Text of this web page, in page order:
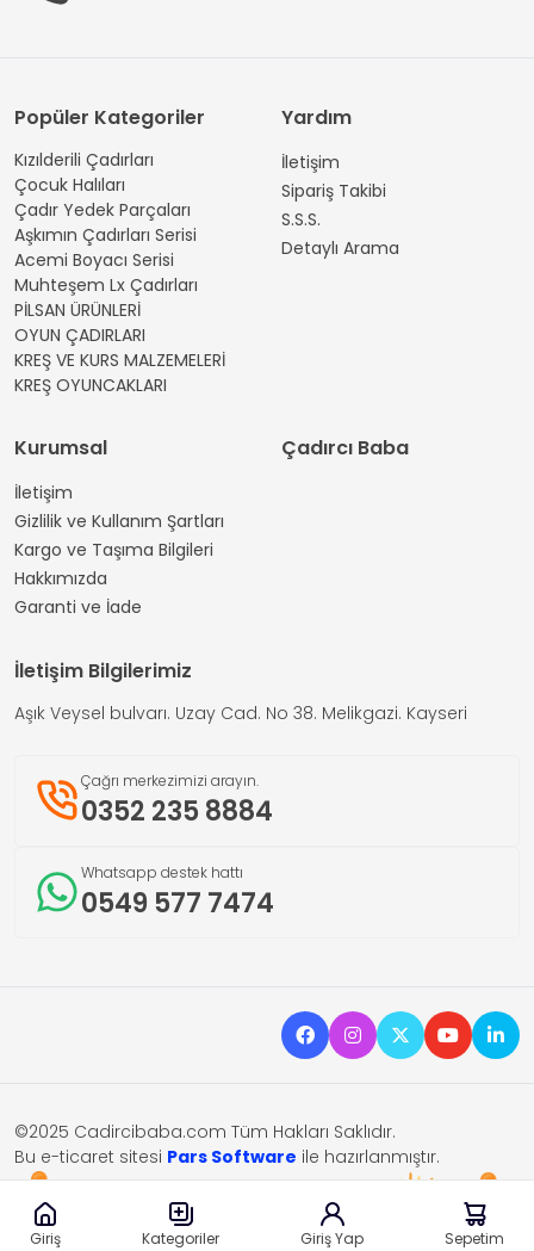
Giriş Kategoriler Giriş Yap Sepetim
Popüler Kategoriler
Kızılderili Çadırları
Çocuk Halıları
Çadır Yedek Parçaları
Aşkımın Çadırları Serisi
Acemi Boyacı Serisi
Muhteşem Lx Çadırları
PİLSAN ÜRÜNLERİ
OYUN ÇADIRLARI
KREŞ VE KURS MALZEMELERİ
KREŞ OYUNCAKLARI
Yardım
İletişim
Sipariş Takibi
S.S.S.
Detaylı Arama
Kurumsal
İletişim
Gizlilik ve Kullanım Şartları
Kargo ve Taşıma Bilgileri
Hakkımızda
Garanti ve İade
Çadırcı Baba
İletişim Bilgilerimiz
Aşık Veysel bulvarı. Uzay Cad. No 38. Melikgazi. Kayseri
Çağrı merkezimizi arayın.
0352 235 8884
Whatsapp destek hattı
0549 577 7474
©2025 Cadircibaba.com Tüm Hakları Saklıdır.
Bu e-ticaret sitesi Pars Software ile hazırlanmıştır.